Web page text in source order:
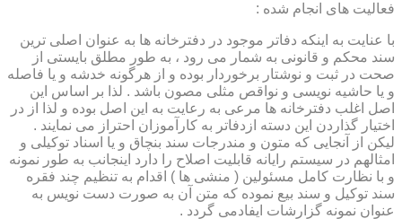
فعالیت های انجام شده :
با عنایت به اینکه دفاتر موجود در دفترخانه ها به عنوان اصلی ترین
سند محکم و قانونی به شمار می رود ، به طور مطلق بایستی از
صحت در ثبت و نوشتار برخوردار بوده و از هرگونه خدشه و یا فاصله
و یا حاشیه نویسی و نواقص مثلی مصون باشد . لذا بر اساس این
اصل اغلب دفترخانه ها مرعی به رعایت به این اصل بوده و لذا از در
اختیار گذاردن این دسته ازدفاتر به کارآموزان احتراز می نمایند .
لیکن از آنجایی که متون و مندرجات سند بنچاق و یا اسناد توکیلی و
امثالهم در سیستم رایانه قابلیت اصلاح را دارد اینجانب به طور نمونه
و با نظارت کامل مسئولین ( منشی ها ) اقدام به تنظیم چند فقره
سند توکیل و سند بیع نموده که متن آن به صورت دست نویس به
عنوان نمونه گزارشات ایفادمی گردد .